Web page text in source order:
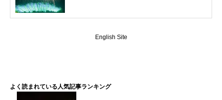
English Site
よく読まれている人気記事ランキング